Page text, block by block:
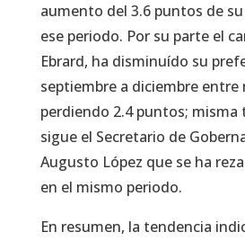
aumento del 3.6 puntos de
ese periodo. Por su parte el
Ebrard, ha disminuído su
septiembre a diciembre entre
perdiendo 2.4 puntos; misma
sigue el Secretario de
Augusto López que se ha
en el mismo periodo.
En resumen, la tendencia